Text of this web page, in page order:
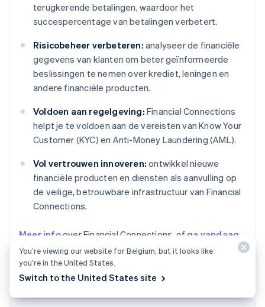
terugkerende betalingen, waardoor het
succespercentage van betalingen verbetert.
Risicobeheer verbeteren: analyseer de financiële
gegevens van klanten om beter geïnformeerde
beslissingen te nemen over krediet, leningen en
andere financiële producten.
Voldoen aan regelgeving: Financial Connections
helpt je te voldoen aan de vereisten van Know Your
Customer (KYC) en Anti-Money Laundering (AML).
Vol vertrouwen innoveren: ontwikkel nieuwe
financiële producten en diensten als aanvulling op
de veilige, betrouwbare infrastructuur van Financial
Connections.
Meer infoover Financial Connections, of ga vandaag
nog aan de slag.
English
You’re viewing our website for Belgium, but it looks like
you’re in the United States.
Switch to the United States site